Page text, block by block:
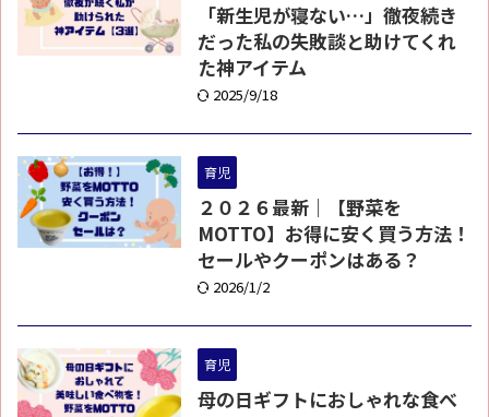
「新生児が寝ない…」徹夜続き
だった私の失敗談と助けてくれ
た神アイテム
2025/9/18
育児
２０２６最新｜【野菜を
MOTTO】お得に安く買う方法！
セールやクーポンはある？
2026/1/2
育児
母の日ギフトにおしゃれな食べ